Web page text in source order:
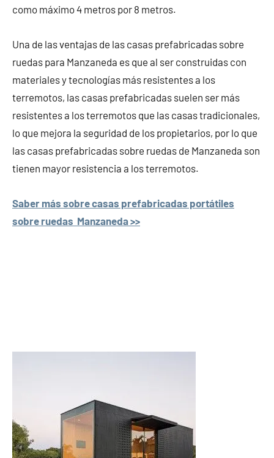
como máximo 4 metros por 8 metros.
Una de las ventajas de las casas prefabricadas sobre
ruedas para Manzaneda es que al ser construidas con
materiales y tecnologías más resistentes a los
terremotos, las casas prefabricadas suelen ser más
resistentes a los terremotos que las casas tradicionales,
lo que mejora la seguridad de los propietarios, por lo que
las casas prefabricadas sobre ruedas de Manzaneda son
tienen mayor resistencia a los terremotos.
Saber más sobre casas prefabricadas portátiles
sobre ruedas Manzaneda >>